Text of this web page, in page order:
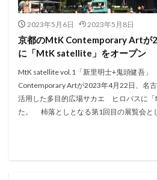
2023年5月6日 2023年5月8日
京都のMtK Contemporary Artが
に「MtK satellite」をオープン
MtK satellite vol.1「新里明士+鬼頭健吾
Contemporary Artが2023年4月22日、名
活用した多目的広場サカエ ヒロバスに「
た。 柿落としとなる第1回目の展覧会と